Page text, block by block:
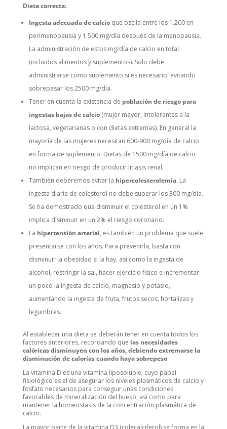
Dieta correcta:
Ingesta adecuada de calcio que oscila entre los 1.200 en
perimenopausia y 1.500 mg/día después de la menopausia.
La administración de estos mg/día de calcio en total
(incluidos alimentos y suplementos). Solo debe
administrarse como suplemento si es necesario, evitando
sobrepasar los 2500 mg/día.
Tener en cuenta la existencia de población de riesgo para
ingestas bajas de calcio (mujer mayor, intolerantes a la
lactosa, vegetarianas o con dietas extremas). En general la
mayoría de las mujeres necesitan 600-900 mg/día de calcio
en forma de suplemento. Dietas de 1500 mg/día de calcio
no implican en riesgo de producir litiasis renal.
También deberemos evitar la hipercolesterolemia. La
ingesta diaria de colesterol no debe superar los 300 mg/día.
Se ha demostrado que disminuir el colesterol en un 1%
implica disminuir en un 2% el riesgo coronario.
La hipertensión arterial, es también un problema que suele
presentarse con los años. Para prevenirla, basta con
disminuir la obesidad si la hay, así como la ingesta de
alcohol, restringir la sal, hacer ejercicio físico e incrementar
un poco la ingesta de calcio, magnesio y potasio,
aumentando la ingesta de fruta, frutos secos, hortalizas y
legumbres.
Al establecer una dieta se deberán tener en cuenta todos los
factores anteriores, recordando que las necesidades
calóricas disminuyen con los años, debiendo extremarse la
disminución de calorías cuando haya sobrepeso.
La vitamina D es una vitamina liposoluble, cuyo papel
fisiológico es el de asegurar los niveles plasmáticos de calcio y
fosfato necesarios para conseguir unas condiciones
favorables de mineralización del hueso, así como para
mantener la homeostasis de la concentración plasmática de
calcio.